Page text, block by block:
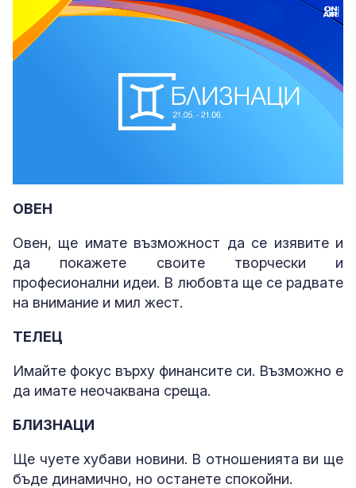
ОВЕН
Овен, ще имате възможност да се изявите и
да покажете своите творчески и
професионални идеи. В любовта ще се радвате
на внимание и мил жест.
ТЕЛЕЦ
Имайте фокус върху финансите си. Възможно е
да имате неочаквана среща.
БЛИЗНАЦИ
Ще чуете хубави новини. В отношенията ви ще
бъде динамично, но останете спокойни.